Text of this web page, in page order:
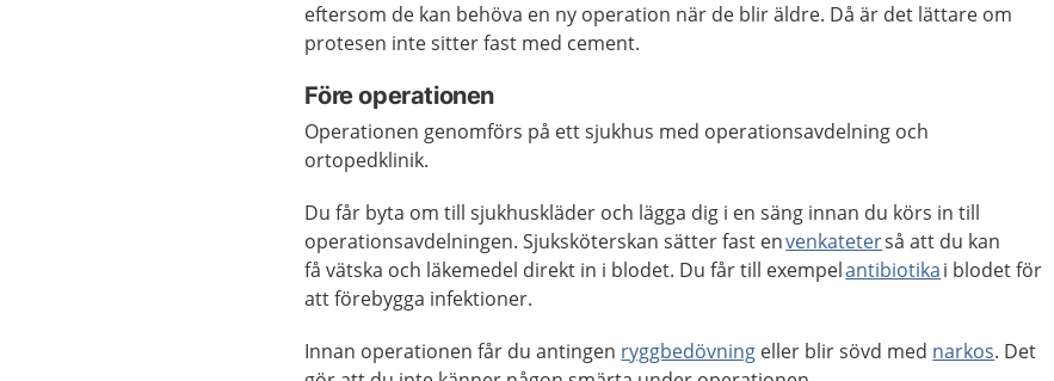
eftersom de kan behöva en ny operation när de blir äldre. Då är det lättare om
protesen inte sitter fast med cement.
Före operationen
Operationen genomförs på ett sjukhus med operationsavdelning och
ortopedklinik.
Du får byta om till sjukhuskläder och lägga dig i en säng innan du körs in till
operationsavdelningen. Sjuksköterskan sätter fast envenkateterså att du kan
få vätska och läkemedel direkt in i blodet. Du får till exempelantibiotikai blodet för
att förebygga infektioner.
Innan operationen får du antingen ryggbedövning eller blir sövd med narkos. Det